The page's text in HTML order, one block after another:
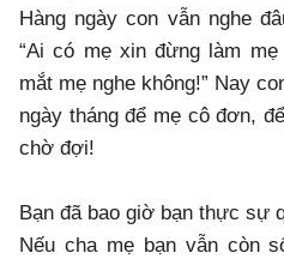
Hàng ngày con vẫn nghe
“Ai có mẹ xin đừng làm
mắt mẹ nghe không!” Nay
ngày tháng để mẹ cô đơn,
chờ đợi!
Bạn đã bao giờ bạn thực sự
Nếu cha mẹ bạn vẫn còn